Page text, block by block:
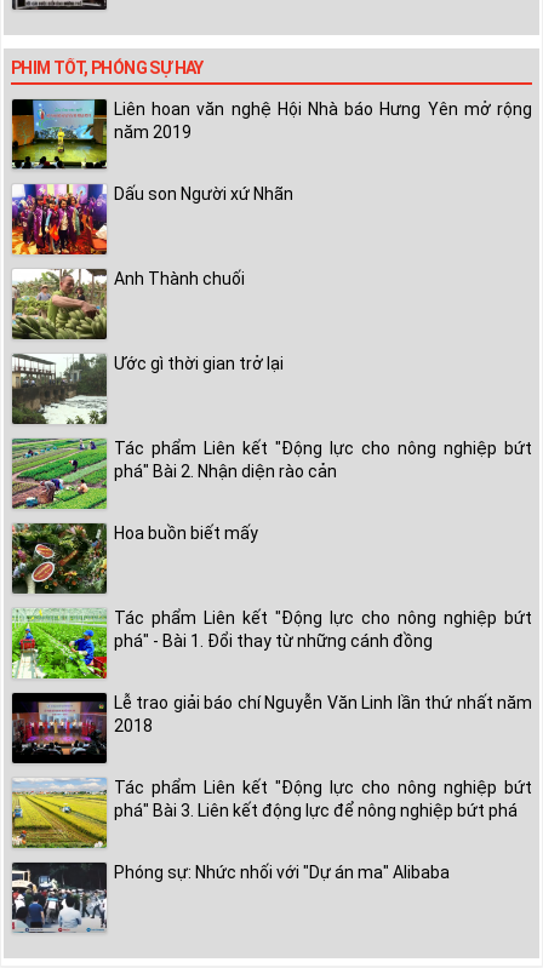
PHIM TỐT, PHÓNG SỰ HAY
Liên hoan văn nghệ Hội Nhà báo Hưng Yên mở rộng
năm 2019
Dấu son Người xứ Nhãn
Anh Thành chuối
Ước gì thời gian trở lại
Tác phẩm Liên kết "Động lực cho nông nghiệp bứt
phá" Bài 2. Nhận diện rào cản
Hoa buồn biết mấy
Tác phẩm Liên kết "Động lực cho nông nghiệp bứt
phá" - Bài 1. Đổi thay từ những cánh đồng
Lễ trao giải báo chí Nguyễn Văn Linh lần thứ nhất năm
2018
Tác phẩm Liên kết "Động lực cho nông nghiệp bứt
phá" Bài 3. Liên kết động lực để nông nghiệp bứt phá
Phóng sự: Nhức nhối với "Dự án ma" Alibaba